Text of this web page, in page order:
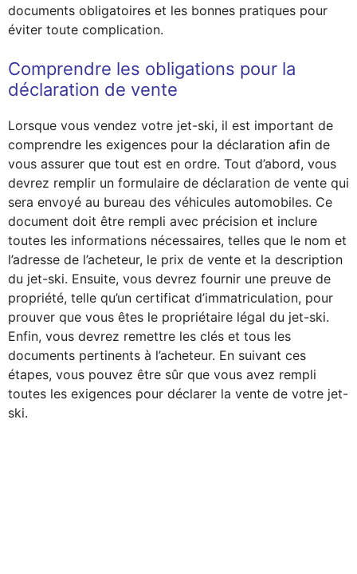
documents obligatoires et les bonnes pratiques pour
éviter toute complication.
Comprendre les obligations pour la
déclaration de vente
Lorsque vous vendez votre jet-ski, il est important de
comprendre les exigences pour la déclaration afin de
vous assurer que tout est en ordre. Tout d’abord, vous
devrez remplir un formulaire de déclaration de vente qui
sera envoyé au bureau des véhicules automobiles. Ce
document doit être rempli avec précision et inclure
toutes les informations nécessaires, telles que le nom et
l’adresse de l’acheteur, le prix de vente et la description
du jet-ski. Ensuite, vous devrez fournir une preuve de
propriété, telle qu’un certificat d’immatriculation, pour
prouver que vous êtes le propriétaire légal du jet-ski.
Enfin, vous devrez remettre les clés et tous les
documents pertinents à l’acheteur. En suivant ces
étapes, vous pouvez être sûr que vous avez rempli
toutes les exigences pour déclarer la vente de votre jet-
ski.